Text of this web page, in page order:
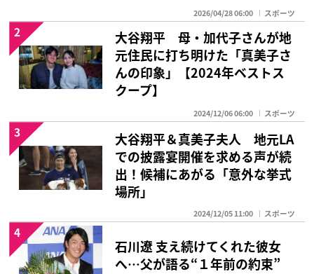
2026/04/28 06:00 スポーツ
大谷翔平 母・加代子さんが地
元住民に打ち明けた「真美子さ
んの印象」【2024年ベストス
クープ】
2024/12/06 06:00 スポーツ
2
大谷翔平＆真美子夫人 地元LA
での披露宴開催を求める声が続
出！候補にあがる「意外な挙式
場所」
2024/12/05 11:00 スポーツ
3
石川遼 支え続けてくれた彼女
へ…父が語る“１年前の約束”
4